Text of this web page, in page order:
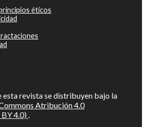
éticos
esta revista se distribuyen bajo la
Atribución 4.0
4.0) .